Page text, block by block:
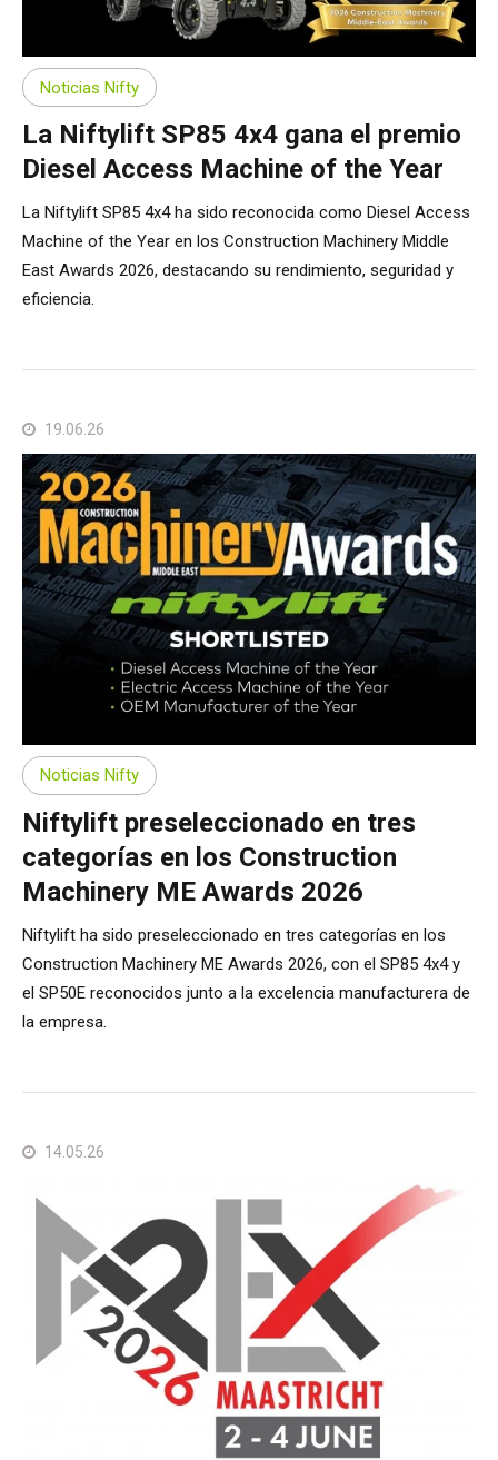
SP50E
SP64E
SP65SE
SP85 4x4
SP50N
SP50 4x4
SP64 4x4
SP85 4x4
SP64 4x4
Sobre orugas
TD34T
TD42T
Gen2 Hybrid
SiOPS
ToughCage
Traction Drive
Actualizaciones de productos
Asistencia de Niftylink
NiftyPRO
Servicio y piezas de recambio
Comentarios de los clientes
Distribuidores de Niftylift
Sobre Nosotros
Términos y políticas
Noticias Nifty
La Niftylift SP85 4x4 gana el premio
Diesel Access Machine of the Year
La Niftylift SP85 4x4 ha sido reconocida como Diesel Access
Machine of the Year en los Construction Machinery Middle
East Awards 2026, destacando su rendimiento, seguridad y
eficiencia.
19.06.26
Noticias Nifty
Niftylift preseleccionado en tres
categorías en los Construction
Machinery ME Awards 2026
Niftylift ha sido preseleccionado en tres categorías en los
Construction Machinery ME Awards 2026, con el SP85 4x4 y
el SP50E reconocidos junto a la excelencia manufacturera de
la empresa.
14.05.26